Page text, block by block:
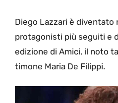
Diego Lazzari è diventato
protagonisti più seguiti e
edizione di Amici, il noto
timone Maria De Filippi.